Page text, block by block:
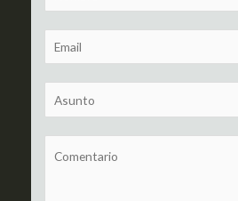
a
m
m
a
u
b